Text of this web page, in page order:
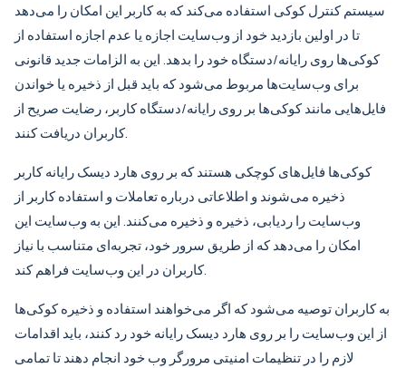
سیستم کنترل کوکی استفاده می‌کند که به کاربر این امکان را می‌دهد
تا در اولین بازدید خود از وب‌سایت اجازه یا عدم اجازه استفاده از
کوکی‌ها روی رایانه/دستگاه خود را بدهد. این به الزامات جدید قانونی
برای وب‌سایت‌ها مربوط می‌شود که باید قبل از ذخیره یا خواندن
فایل‌هایی مانند کوکی‌ها بر روی رایانه/دستگاه کاربر، رضایت صریح از
کاربران دریافت کنند.
کوکی‌ها فایل‌های کوچکی هستند که بر روی هارد دیسک رایانه کاربر
ذخیره می‌شوند و اطلاعاتی درباره تعاملات و استفاده کاربر از
وب‌سایت را ردیابی، ذخیره و ذخیره می‌کنند. این به وب‌سایت این
امکان را می‌دهد که از طریق سرور خود، تجربه‌ای متناسب با نیاز
کاربران در این وب‌سایت فراهم کند.
به کاربران توصیه می‌شود که اگر می‌خواهند استفاده و ذخیره کوکی‌ها
از این وب‌سایت را بر روی هارد دیسک رایانه خود رد کنند، باید اقدامات
لازم را در تنظیمات امنیتی مرورگر وب خود انجام دهند تا تمامی